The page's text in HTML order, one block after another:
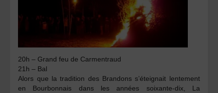
20h – Grand feu de Carmentraud
21h – Bal
Alors que la tradition des Brandons s’éteignait lentement
en Bourbonnais dans les années soixante-dix, La